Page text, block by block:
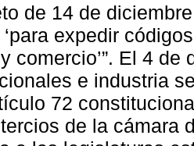
de 14 de
expedir
comercio’”. El 4
e industria
72
de la cámara